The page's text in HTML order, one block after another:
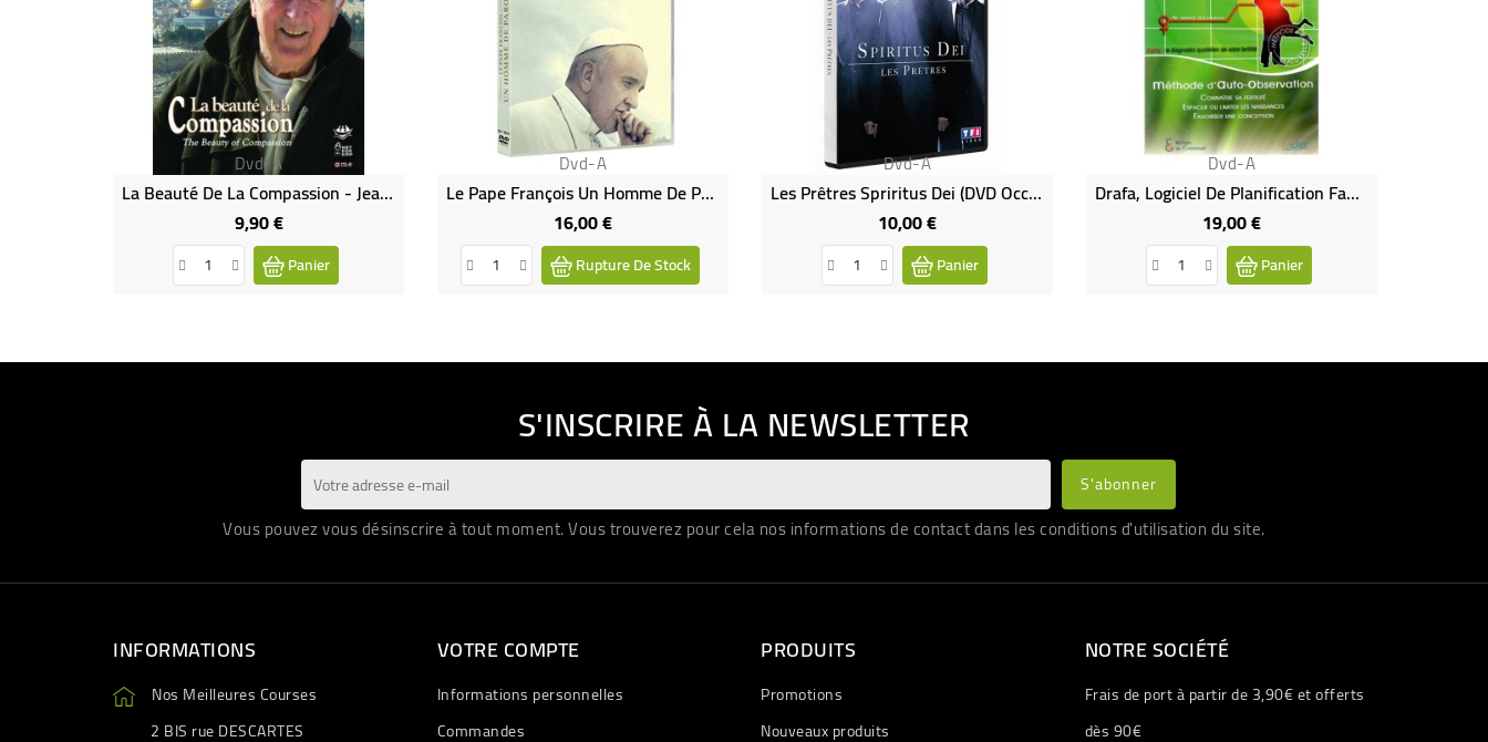
Dvd-A
La Beauté De La Compassion - Jean Vanier (rare - Épuisé)
9,90 €Prix
Panier
Dvd-A
Le Pape François Un Homme De Parole
16,00 €Prix
Rupture De Stock
Dvd-A
Les Prêtres Spriritus Dei (DVD Occasion)
10,00 €Prix
Panier
Dvd-A
Drafa, Logiciel De Planification Familiale Naturelle
19,00 €Prix
Panier
S'INSCRIRE À LA NEWSLETTER
Vous pouvez vous désinscrire à tout moment. Vous trouverez pour cela nos informations de contact dans les conditions d'utilisation du site.
INFORMATIONS
Nos Meilleures Courses
2 BIS rue DESCARTES
VOTRE COMPTE
Informations personnelles
Commandes
PRODUITS
Promotions
Nouveaux produits
NOTRE SOCIÉTÉ
Frais de port à partir de 3,90€ et offerts
dès 90€